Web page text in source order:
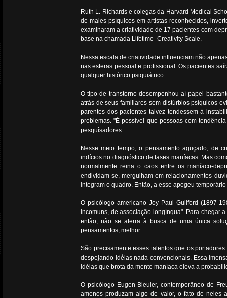
Ruth L. Richards e colegas da Harvard Medical
de males psíquicos em artistas reconhecidos,
examinaram a criatividade de 17 pacientes com
base na chamada Lifetime -Creativity Scale.
Nessa escala de criatividade influenciam não
nas esferas pessoal e profissional. Os pacientes
qualquer histórico psiquiátrico.
O tipo de transtorno desempenhou aí papel
atrás de seus familiares sem distúrbios psíquicos
parentes dos pacientes talvez tendessem à
problemas. "É possível que pessoas com
pesquisadores.
Nesse meio tempo, o pensamento aguçado, de
indícios no diagnóstico de fases maníacas. Mas
normalmente reina o caos entre os maníaco-
endividam-se, mergulham em relacionamentos
integram o quadro. Então, a esse apogeu
O psicólogo americano Joy Paul Guilford (1897-
incomuns, de associação longínqua". Para chegar
então, não se aferra à busca de uma única
pensamentos, melhor.
São precisamente esses talentos que os
despejando idéias nada convencionais. Essa
idéias que brota da mente maníaca eleva a
O psicólogo Eugen Bleuler, contemporâneo de
amenos produzam algo de valor, o fato de neles